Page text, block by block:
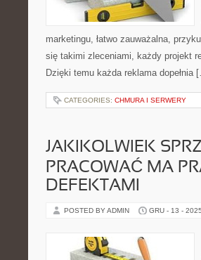
marketingu, łatwo zauważalna,
się takimi zleceniami, każdy projekt
Dzięki temu każda reklama dopełnia
CATEGORIES: CHMURA I SERWERY
JAKIKOLWIEK
PRACOWAĆ MA
DEFEKTAMI
POSTED BY ADMIN GRU - 13 - 2025